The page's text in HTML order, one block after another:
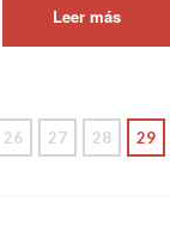
Leer más
26 27 28
29